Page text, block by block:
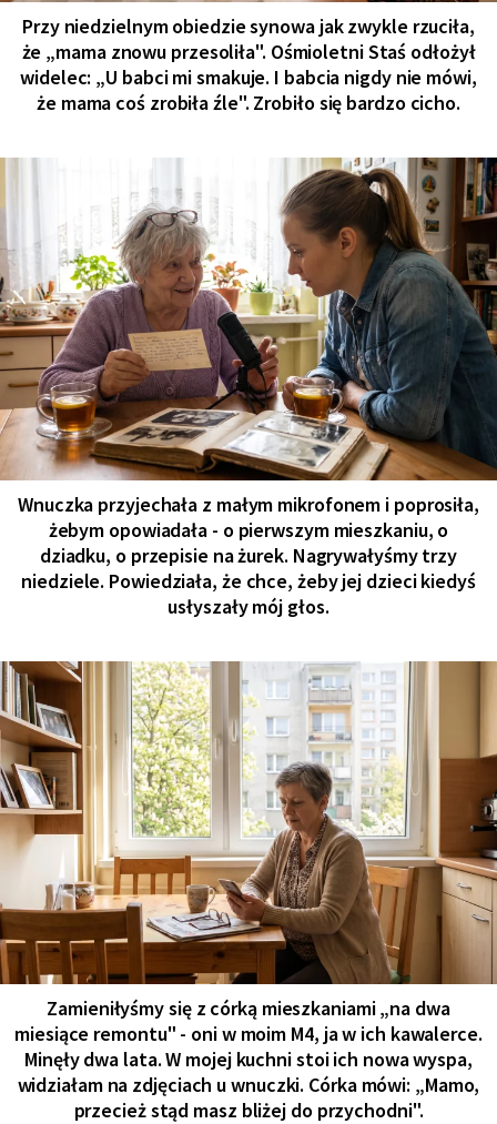
Przy niedzielnym obiedzie synowa jak zwykle rzuciła,
że „mama znowu przesoliła". Ośmioletni Staś odłożył
widelec: „U babci mi smakuje. I babcia nigdy nie mówi,
że mama coś zrobiła źle". Zrobiło się bardzo cicho.
Wnuczka przyjechała z małym mikrofonem i poprosiła,
żebym opowiadała - o pierwszym mieszkaniu, o
dziadku, o przepisie na żurek. Nagrywałyśmy trzy
niedziele. Powiedziała, że chce, żeby jej dzieci kiedyś
usłyszały mój głos.
Zamieniłyśmy się z córką mieszkaniami „na dwa
miesiące remontu" - oni w moim M4, ja w ich kawalerce.
Minęły dwa lata. W mojej kuchni stoi ich nowa wyspa,
widziałam na zdjęciach u wnuczki. Córka mówi: „Mamo,
przecież stąd masz bliżej do przychodni".